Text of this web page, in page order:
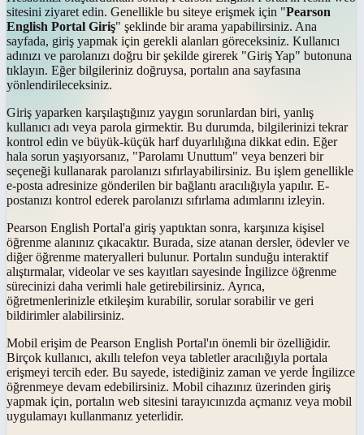
sitesini ziyaret edin. Genellikle bu siteye erişmek için "Pearson
English Portal Giriş" şeklinde bir arama yapabilirsiniz. Ana
sayfada, giriş yapmak için gerekli alanları göreceksiniz. Kullanıcı
adınızı ve parolanızı doğru bir şekilde girerek "Giriş Yap" butonuna
tıklayın. Eğer bilgileriniz doğruysa, portalın ana sayfasına
yönlendirileceksiniz.
Giriş yaparken karşılaştığınız yaygın sorunlardan biri, yanlış
kullanıcı adı veya parola girmektir. Bu durumda, bilgilerinizi tekrar
kontrol edin ve büyük-küçük harf duyarlılığına dikkat edin. Eğer
hala sorun yaşıyorsanız, "Parolamı Unuttum" veya benzeri bir
seçeneği kullanarak parolanızı sıfırlayabilirsiniz. Bu işlem genellikle
e-posta adresinize gönderilen bir bağlantı aracılığıyla yapılır. E-
postanızı kontrol ederek parolanızı sıfırlama adımlarını izleyin.
Pearson English Portal'a giriş yaptıktan sonra, karşınıza kişisel
öğrenme alanınız çıkacaktır. Burada, size atanan dersler, ödevler ve
diğer öğrenme materyalleri bulunur. Portalın sunduğu interaktif
alıştırmalar, videolar ve ses kayıtları sayesinde İngilizce öğrenme
sürecinizi daha verimli hale getirebilirsiniz. Ayrıca,
öğretmenlerinizle etkileşim kurabilir, sorular sorabilir ve geri
bildirimler alabilirsiniz.
Mobil erişim de Pearson English Portal'ın önemli bir özelliğidir.
Birçok kullanıcı, akıllı telefon veya tabletler aracılığıyla portala
erişmeyi tercih eder. Bu sayede, istediğiniz zaman ve yerde İngilizce
öğrenmeye devam edebilirsiniz. Mobil cihazınız üzerinden giriş
yapmak için, portalın web sitesini tarayıcınızda açmanız veya mobil
uygulamayı kullanmanız yeterlidir.